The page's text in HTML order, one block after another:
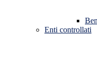
Enti controllati